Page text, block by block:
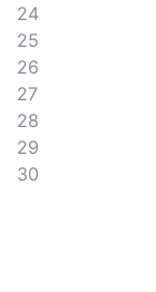
24
25
26
27
28
29
30